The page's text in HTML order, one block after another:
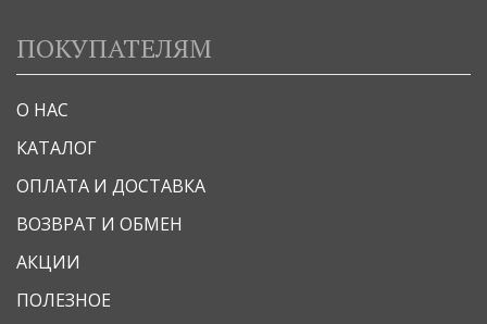
ПОКУПАТЕЛЯМ
О НАС
КАТАЛОГ
ОПЛАТА И ДОСТАВКА
ВОЗВРАТ И ОБМЕН
АКЦИИ
ПОЛЕЗНОЕ